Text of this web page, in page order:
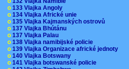
o 133 Vlajka Angoly
o 134 Vlajka Africké unie
o 135 Vlajka Kajmanských ostrovů
o 137 Vlajka Bhútánu
o 137 Vlajka Palau
o 138 Vlajka namibijské policie
o 139 Vlajka Organizace africké jednoty
o 140 Vlajka Botswany
o 141 Vlajka botswanské policie